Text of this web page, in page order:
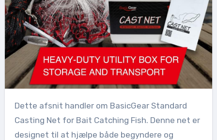
Dette afsnit handler om BasicGear Standard
Casting Net for Bait Catching Fish. Denne net er
designet til at hjælpe både begyndere og